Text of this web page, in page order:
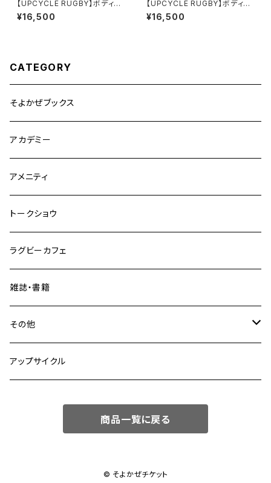
【UPCYCLE RUGBY】ボディバ
ッグ（Wales Type-B）
¥16,500
【UPCYCLE RUGBY】ボディバ
ッグ（Optimum Type-B）
¥16,500
CATEGORY
そよかぜブックス
アカデミー
アメニティ
トークショウ
ラグビーカフェ
雑誌・書籍
その他
fuber diner
アップサイクル
商品一覧に戻る
© そよかぜチケット